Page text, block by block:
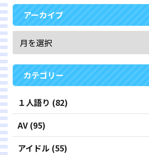
アーカイブ
カテゴリー
１人語り (82)
AV (95)
アイドル (55)